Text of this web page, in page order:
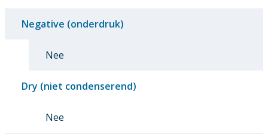
Negative (onderdruk)
Nee
Dry (niet condenserend)
Nee